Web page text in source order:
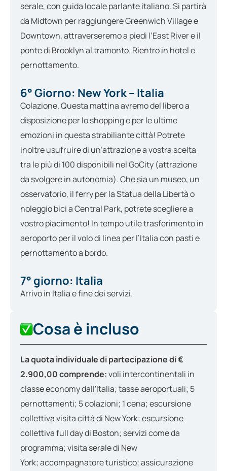
serale, con guida locale parlante italiano. Si partirà
da Midtown per raggiungere Greenwich Village e
Downtown, attraverseremo a piedi l’East River e il
ponte di Brooklyn al tramonto. Rientro in hotel e
pernottamento.
6° Giorno: New York – Italia
Colazione. Questa mattina avremo del libero a
disposizione per lo shopping e per le ultime
emozioni in questa strabiliante città! Potrete
inoltre usufruire di un’attrazione a vostra scelta
tra le più di 100 disponibili nel GoCity (attrazione
da svolgere in autonomia). Che sia un museo, un
osservatorio, il ferry per la Statua della Libertà o
noleggio bici a Central Park, potrete scegliere a
vostro piacimento! In tempo utile trasferimento in
aeroporto per il volo di linea per l’Italia con pasti e
pernottamento a bordo.
7° giorno: Italia
Arrivo in Italia e fine dei servizi.
Cosa è incluso
La quota individuale di partecipazione di €
2.900,00 comprende:voli intercontinentali in
classe economy dall'Italia; tasse aeroportuali; 5
pernottamenti; 5 colazioni; 1 cena; escursione
collettiva visita città di New York; escursione
collettiva full day di Boston; servizi come da
programma; visita serale di New
York; accompagnatore turistico; assicurazione